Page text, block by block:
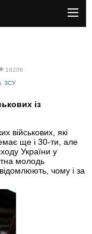
18206
ЗСУ
із
військових, які
ще і 30-ти, але
України у
молодь
чому і за